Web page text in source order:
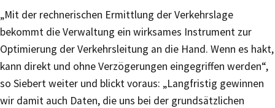
„Mit der rechnerischen Ermittlung der Verkehrslage
bekommt die Verwaltung ein wirksames Instrument zur
Optimierung der Verkehrsleitung an die Hand. Wenn es hakt,
kann direkt und ohne Verzögerungen eingegriffen werden“,
so Siebert weiter und blickt voraus: „Langfristig gewinnen
wir damit auch Daten, die uns bei der grundsätzlichen